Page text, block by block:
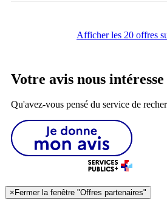
Afficher les 20 offres
Votre avis nous intéresse
Qu'avez-vous pensé du service de
× Fermer la fenêtre "Offres partenaires"